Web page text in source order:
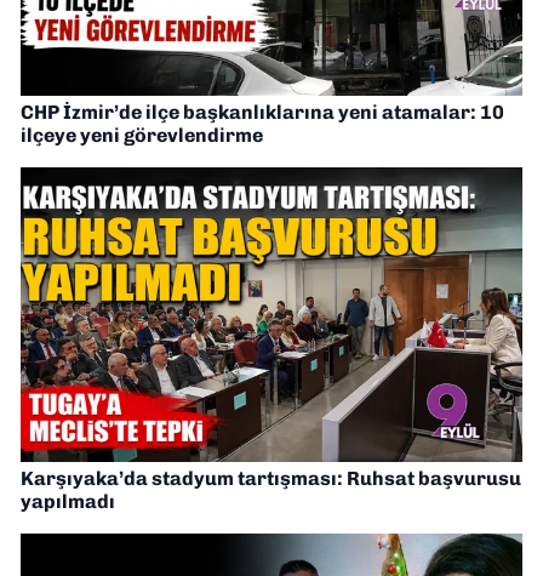
CHP İzmir’de ilçe başkanlıklarına yeni atamalar: 10
ilçeye yeni görevlendirme
Karşıyaka’da stadyum tartışması: Ruhsat başvurusu
yapılmadı